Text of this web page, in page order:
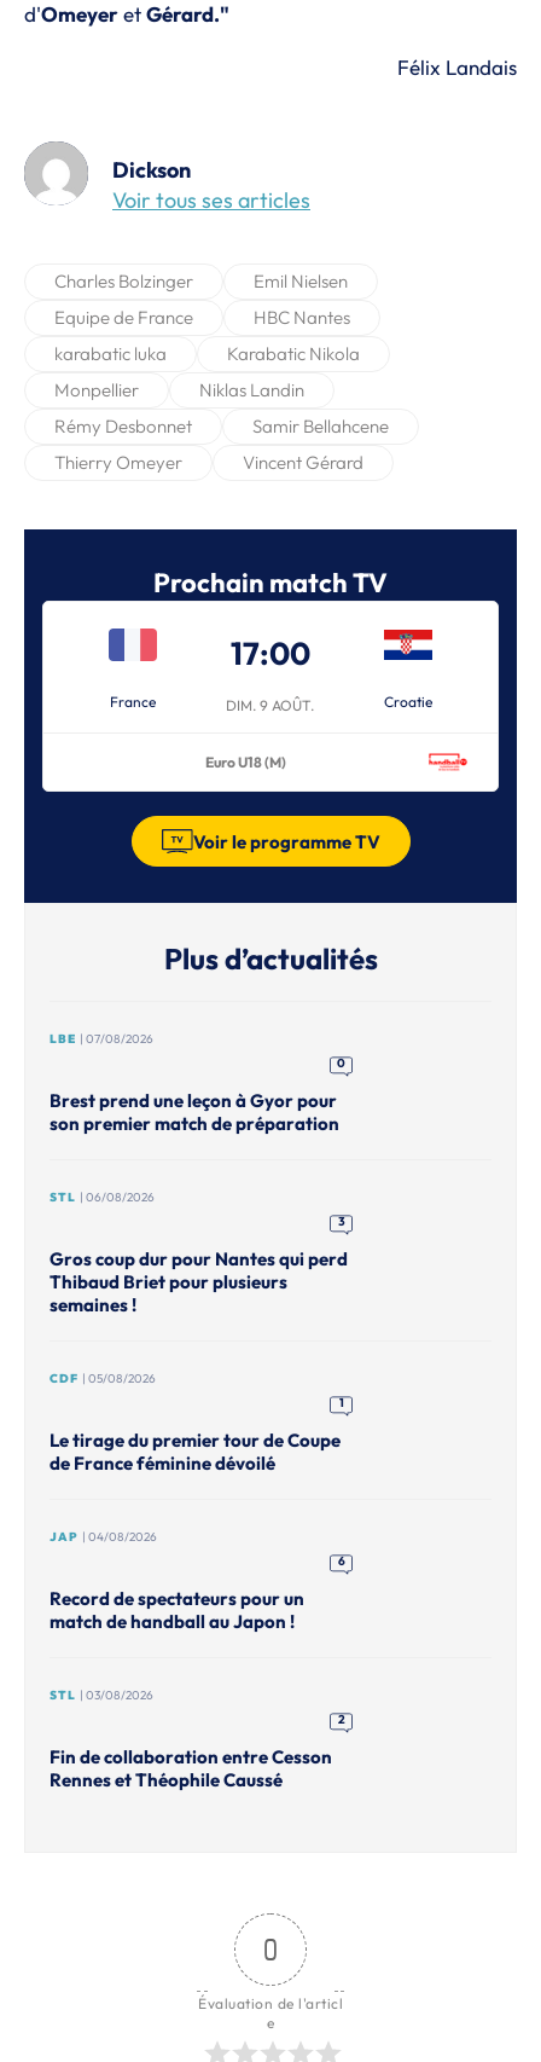
d'OmeyeretGérard."
Félix Landais
Dickson
Voir tous ses articles
Charles Bolzinger
Emil Nielsen
Equipe de France
HBC Nantes
karabatic luka
Karabatic Nikola
Monpellier
Niklas Landin
Rémy Desbonnet
Samir Bellahcene
Thierry Omeyer
Vincent Gérard
Prochain match TV
France
17:00
DIM. 9 AOÛT. Croatie
Euro U18 (M)
Voir le programme TV
Plus d’actualités
LBE | 07/08/2026
0
Brest prend une leçon à Gyor pour
son premier match de préparation
STL | 06/08/2026
3
Gros coup dur pour Nantes qui perd
Thibaud Briet pour plusieurs
semaines !
CDF | 05/08/2026
1
Le tirage du premier tour de Coupe
de France féminine dévoilé
JAP | 04/08/2026
6
Record de spectateurs pour un
match de handball au Japon !
STL | 03/08/2026
2
Fin de collaboration entre Cesson
Rennes et Théophile Caussé
0
Évaluation de l'articl
e